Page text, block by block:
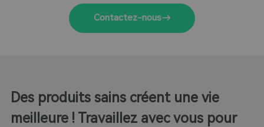
Contactez-nous
Des produits sains créent une vie
meilleure ! Travaillez avec vous pour